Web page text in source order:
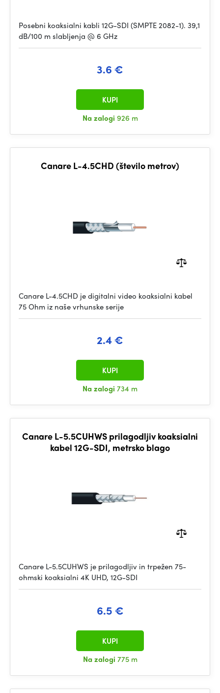
Posebni koaksialni kabli 12G-SDI (SMPTE 2082-1). 39,1
dB/100 m slabljenja @ 6 GHz
3.6 €
Na zalogi 926 m
KUPI
Canare L-4.5CHD (število metrov)
Canare L-4.5CHD je digitalni video koaksialni kabel
75 Ohm iz naše vrhunske serije
2.4 €
Na zalogi 734 m
KUPI
Canare L-5.5CUHWS prilagodljiv koaksialni
kabel 12G-SDI, metrsko blago
Canare L-5.5CUHWS je prilagodljiv in trpežen 75-
ohmski koaksialni 4K UHD, 12G-SDI
6.5 €
Na zalogi 775 m
KUPI